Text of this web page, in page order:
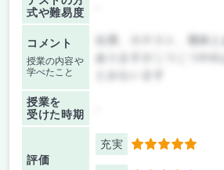
式や難易度
コメント
授業の内容や
学べたこと
出席、小テスト、期末
ありますがこつこつや
授業を
受けた時期
評価
充実 5